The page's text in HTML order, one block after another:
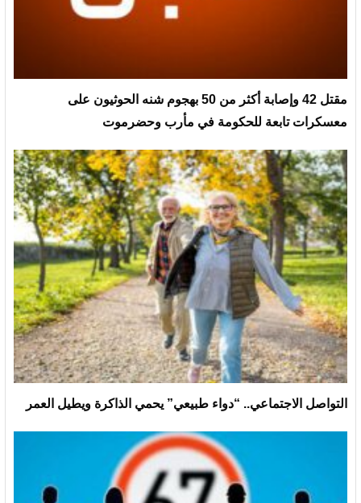
مقتل 42 وإصابة أكثر من 50 بهجوم شنه الحوثيون على
معسكرات تابعة للحكومة في مأرب وحضرموت
التواصل الاجتماعي.. “دواء طبيعي” يحمي الذاكرة ويطيل العمر